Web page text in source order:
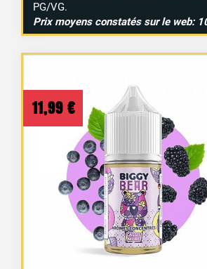
PG/VG.
Prix moyens constatés sur le web:
11,99 €